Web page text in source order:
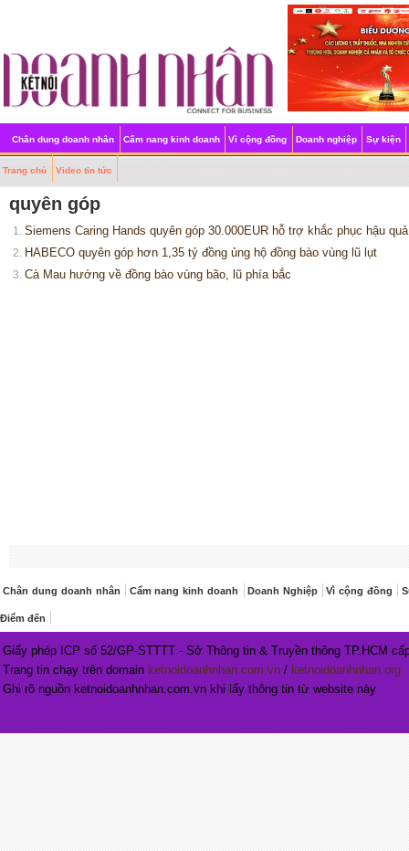
Chân dung doanh nhân Cẩm nang kinh doanh Vì cộng đồng Doanh nghiệp Sự kiện
Trang chủ Video tin tức
quyên góp
1. Siemens Caring Hands quyên góp 30.000EUR hỗ trợ khắc phục hậu
2. HABECO quyên góp hơn 1,35 tỷ đồng ủng hộ đồng bào vùng lũ lụt
3. Cà Mau hướng về đồng bào vùng bão, lũ phía bắc
Chân dung doanh nhân Cẩm nang kinh doanh Doanh Nghiệp Vì cộng đồng
Điểm đến
Giấy phép ICP số 52/GP-STTTT - Sở Thông tin & Truyền thông TP.HCM
Trang tin chạy trên domain ketnoidoanhnhan.com.vn / ketnoidoanhnhan.org
Ghi rõ nguồn ketnoidoanhnhan.com.vn khi lấy thông tin từ website này